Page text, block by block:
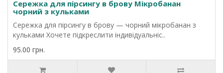
Сережка для пірсингу в брову Мікробанан
чорний з кульками
Сережка для пірсингу в брову — чорний мікробанан з
кульками Хочете підкреслити індивідуальніс..
95.00 грн.